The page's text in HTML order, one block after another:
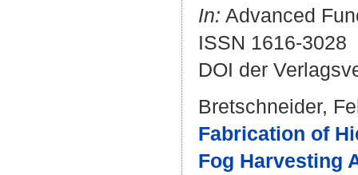
In: Advanced
ISSN 1616-3028
DOI der
Bretschneider,
Fabrication of
Fog Harvesting